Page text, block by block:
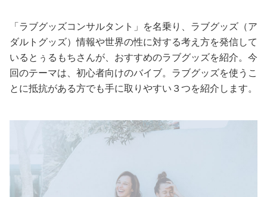
恋愛/結婚/離婚
美容/健康
妊娠/出産/家族
「ラブグッズコンサルタント」を名乗り、ラブグッズ（ア
ダルトグッズ）情報や世界の性に対する考え方を発信して
いるとぅるもちさんが、おすすめのラブグッズを紹介。今
回のテーマは、初心者向けのバイブ。ラブグッズを使うこ
とに抵抗がある方でも手に取りやすい３つを紹介します。